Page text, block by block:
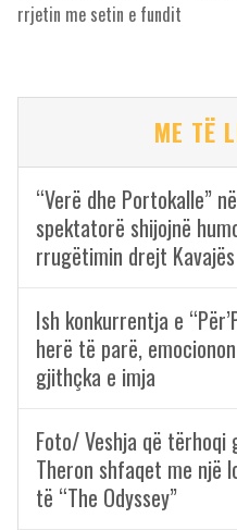
rrjetin me setin e fundit
ME TË
“Verë dhe Portokalle”
spektatorë shijojnë
rrugëtimin drejt Kavajës
Ish konkurrentja e
herë të parë,
gjithçka e imja
Foto/ Veshja që tërhoqi
Theron shfaqet me një
të “The Odyssey”